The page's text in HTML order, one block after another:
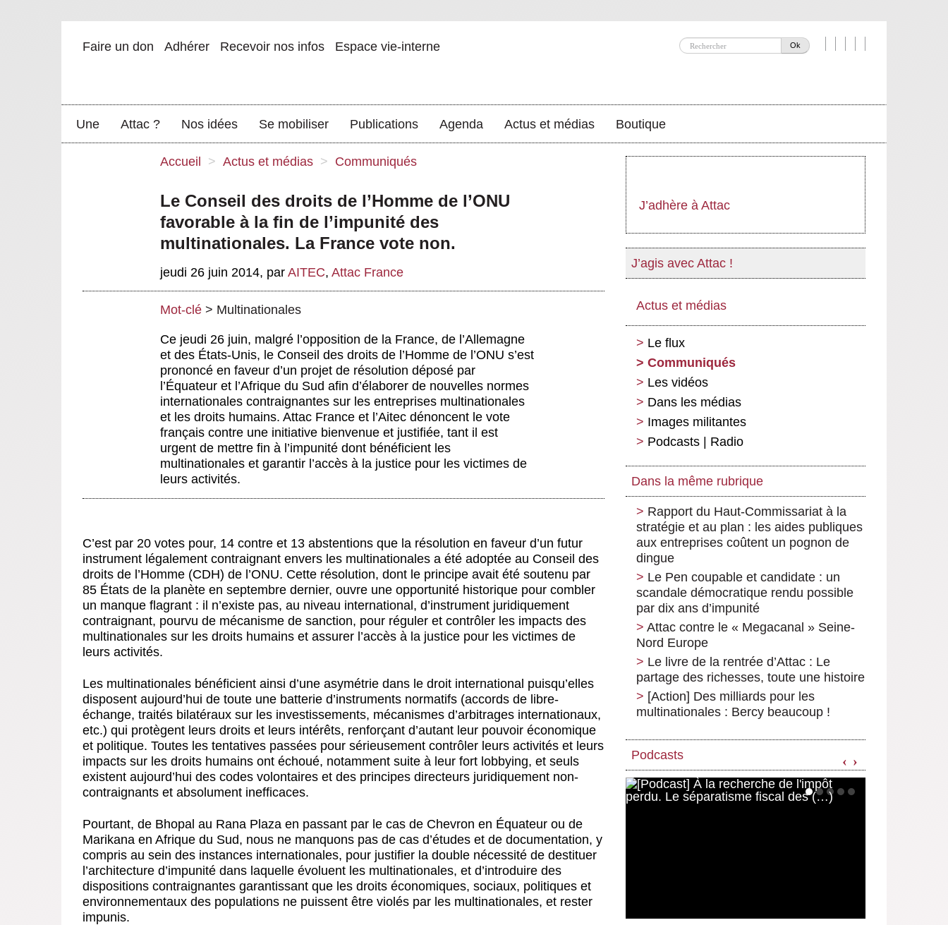
Ok
Faire un don Adhérer Recevoir nos infos Espace vie-interne
Une Attac ? Nos idées Se mobiliser Publications Agenda Actus et médias Boutique
Accueil > Actus et médias > Communiqués
Le Conseil des droits de l’Homme de l’ONU
favorable à la fin de l’impunité des
multinationales. La France vote non.
jeudi 26 juin 2014, par AITEC, Attac France
Mot-clé > Multinationales
Ce jeudi 26 juin, malgré l’opposition de la France, de l’Allemagne
et des États-Unis, le Conseil des droits de l’Homme de l’ONU s’est
prononcé en faveur d’un projet de résolution déposé par
l’Équateur et l’Afrique du Sud afin d’élaborer de nouvelles normes
internationales contraignantes sur les entreprises multinationales
et les droits humains. Attac France et l’Aitec dénoncent le vote
français contre une initiative bienvenue et justifiée, tant il est
urgent de mettre fin à l’impunité dont bénéficient les
multinationales et garantir l’accès à la justice pour les victimes de
leurs activités.
C’est par 20 votes pour, 14 contre et 13 abstentions que la résolution en faveur d’un futur
instrument légalement contraignant envers les multinationales a été adoptée au Conseil des
droits de l’Homme (CDH) de l’ONU. Cette résolution, dont le principe avait été soutenu par
85 États de la planète en septembre dernier, ouvre une opportunité historique pour combler
un manque flagrant : il n’existe pas, au niveau international, d’instrument juridiquement
contraignant, pourvu de mécanisme de sanction, pour réguler et contrôler les impacts des
multinationales sur les droits humains et assurer l’accès à la justice pour les victimes de
leurs activités.
Les multinationales bénéficient ainsi d’une asymétrie dans le droit international puisqu’elles
disposent aujourd’hui de toute une batterie d’instruments normatifs (accords de libre-
échange, traités bilatéraux sur les investissements, mécanismes d’arbitrages internationaux,
etc.) qui protègent leurs droits et leurs intérêts, renforçant d’autant leur pouvoir économique
et politique. Toutes les tentatives passées pour sérieusement contrôler leurs activités et leurs
impacts sur les droits humains ont échoué, notamment suite à leur fort lobbying, et seuls
existent aujourd’hui des codes volontaires et des principes directeurs juridiquement non-
contraignants et absolument inefficaces.
Pourtant, de Bhopal au Rana Plaza en passant par le cas de Chevron en Équateur ou de
Marikana en Afrique du Sud, nous ne manquons pas de cas d’études et de documentation, y
compris au sein des instances internationales, pour justifier la double nécessité de destituer
l’architecture d’impunité dans laquelle évoluent les multinationales, et d’introduire des
dispositions contraignantes garantissant que les droits économiques, sociaux, politiques et
environnementaux des populations ne puissent être violés par les multinationales, et rester
impunis.
J’adhère à Attac
J’agis avec Attac !
Actus et médias
Le flux
Communiqués
Les vidéos
Dans les médias
Images militantes
Podcasts | Radio
Dans la même rubrique
Rapport du Haut-Commissariat à la
stratégie et au plan : les aides publiques
aux entreprises coûtent un pognon de
dingue
Le Pen coupable et candidate : un
scandale démocratique rendu possible
par dix ans d’impunité
Attac contre le « Megacanal » Seine-
Nord Europe
Le livre de la rentrée d’Attac : Le
partage des richesses, toute une histoire
[Action] Des milliards pour les
multinationales : Bercy beaucoup !
Podcasts ‹ ›